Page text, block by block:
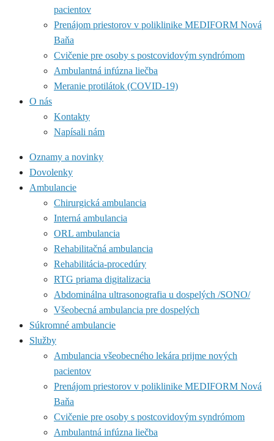
pacientov
Prenájom priestorov v poliklinike MEDIFORM Nová
Baňa
Cvičenie pre osoby s postcovidovým syndrómom
Ambulantná infúzna liečba
Meranie protilátok (COVID-19)
O nás
Kontakty
Napísali nám
Oznamy a novinky
Dovolenky
Ambulancie
Chirurgická ambulancia
Interná ambulancia
ORL ambulancia
Rehabilitačná ambulancia
Rehabilitácia-procedúry
RTG priama digitalizacia
Abdominálna ultrasonografia u dospelých /SONO/
Všeobecná ambulancia pre dospelých
Súkromné ambulancie
Služby
Ambulancia všeobecného lekára prijme nových
pacientov
Prenájom priestorov v poliklinike MEDIFORM Nová
Baňa
Cvičenie pre osoby s postcovidovým syndrómom
Ambulantná infúzna liečba